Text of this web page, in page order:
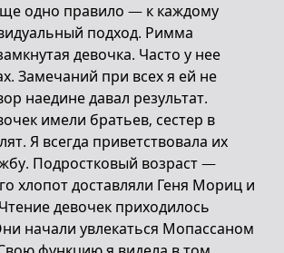
одно правило — к каждому
подход. Римма
девочка. Часто у нее
Замечаний при всех я ей не
наедине давал результат.
имели братьев, сестер в
Я всегда приветствовала их
Подростковый возраст —
хлопот доставляли Геня Мориц и
девочек приходилось
начали увлекаться Мопассаном